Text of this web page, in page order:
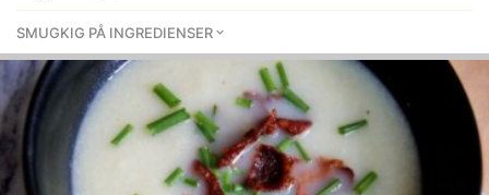
SMUGKIG PÅ INGREDIENSER